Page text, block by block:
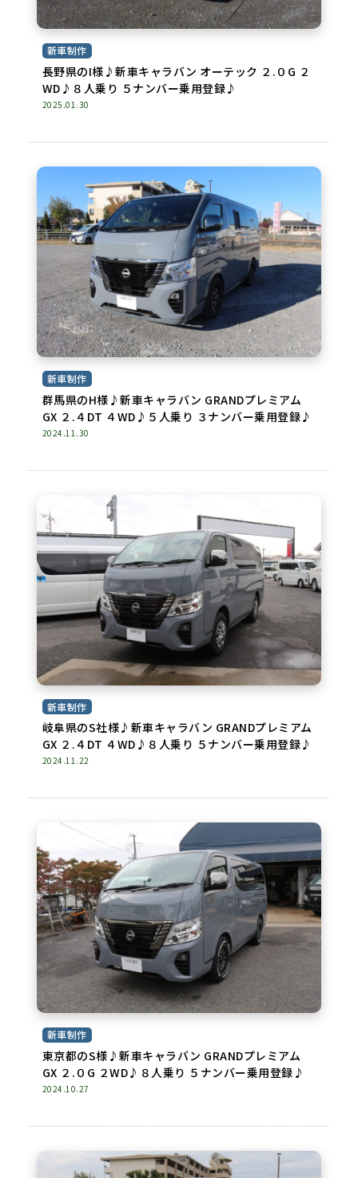
新車制作
長野県のI様♪新車キャラバン オーテック ２.０G ２
WD♪８人乗り ５ナンバー乗用登録♪
2025.01.30
新車制作
群馬県のH様♪新車キャラバン GRANDプレミアム
GX ２.４DT ４WD♪５人乗り ３ナンバー乗用登録♪
2024.11.30
新車制作
岐阜県のS社様♪新車キャラバン GRANDプレミアム
GX ２.４DT ４WD♪８人乗り ５ナンバー乗用登録♪
2024.11.22
新車制作
東京都のS様♪新車キャラバン GRANDプレミアム
GX ２.０G ２WD♪８人乗り ５ナンバー乗用登録♪
2024.10.27